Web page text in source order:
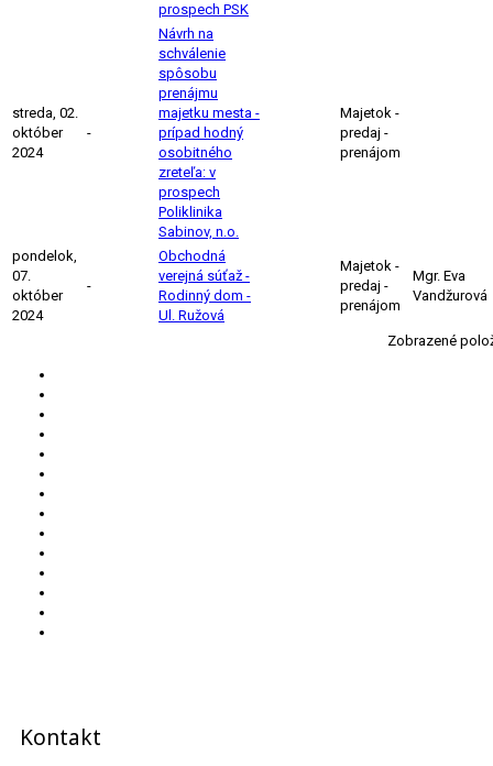
Zobrazené
prospech PSK
streda, 02.
október
2024
-
Návrh na
schválenie
spôsobu
prenájmu
majetku mesta -
prípad hodný
osobitného
zreteľa: v
prospech
Poliklinika
Sabinov, n.o.
Majetok -
predaj -
prenájom
pondelok,
07.
október
2024
-
Obchodná
verejná súťaž -
Rodinný dom -
Ul. Ružová
Majetok -
predaj -
prenájom
Mgr. Eva
Vandžurová
Kontakt